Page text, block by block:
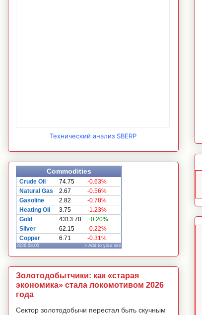
Технический анализ SBERP
Commodities
Crude Oil 74.75
-0.63%
Natural Gas
2.67
-0.56%
Gasoline
2.82
-0.78%
Heating Oil
3.75
-1.23%
Gold
4313.70
+0.20%
Silver
62.15
-0.22%
Copper
6.71 -0.31%
2026.08.05 » Add to your site
Золотодобытчики: как «старая
экономика» стала локомотивом 2026
года
Сектор золотодобычи перестал быть скучным